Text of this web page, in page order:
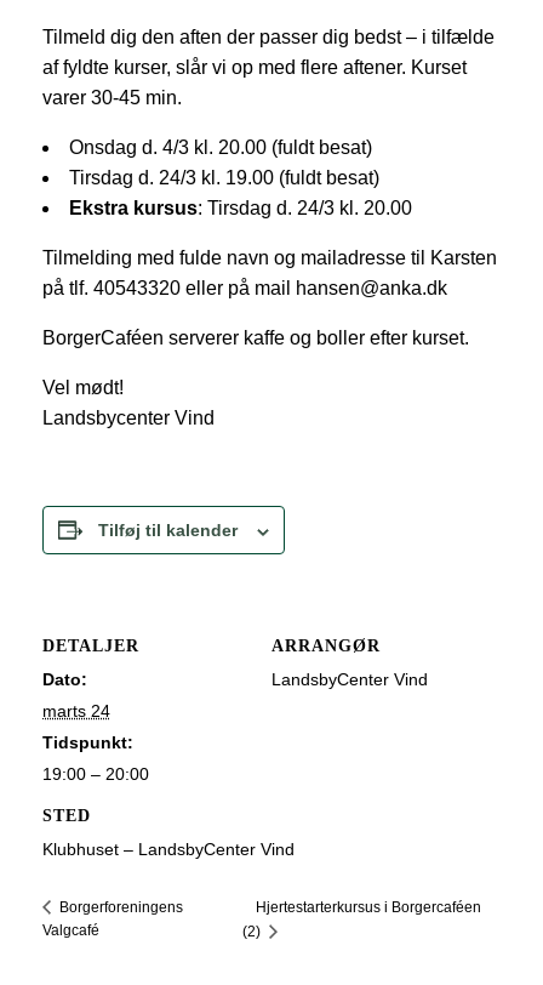
Tilmeld dig den aften der passer dig bedst – i tilfælde
af fyldte kurser, slår vi op med flere aftener. Kurset
varer 30-45 min.
Onsdag d. 4/3 kl. 20.00 (fuldt besat)
Tirsdag d. 24/3 kl. 19.00 (fuldt besat)
Ekstra kursus: Tirsdag d. 24/3 kl. 20.00
Tilmelding med fulde navn og mailadresse til Karsten
på tlf. 40543320 eller på mail hansen@anka.dk
BorgerCaféen serverer kaffe og boller efter kurset.
Vel mødt!
Landsbycenter Vind
Tilføj til kalender
DETALJER
Dato:
marts 24
Tidspunkt:
19:00 – 20:00
STED
Klubhuset – LandsbyCenter Vind
ARRANGØR
LandsbyCenter Vind
Borgerforeningens
Valgcafé
Hjertestarterkursus i Borgercaféen
(2)